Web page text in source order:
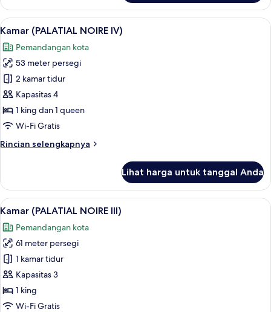
Kondominium
(PALATIAL
NOIRE
Lihat
semua
foto
untuk
Kamar
(PALATIAL
NOIRE
IV)
Kamar (PALATIAL NOIRE IV) | Area
8
Kamar (PALATIAL NOIRE IV)
Pemandangan kota
53 meter persegi
2 kamar tidur
Kapasitas 4
1 king dan 1 queen
Wi-Fi Gratis
Rincian selengkapnya
Rincian
Kamar
(PALATIAL
NOIRE
Lihat harga untuk tanggal Anda
Lihat
semua
foto
untuk
Kamar
(PALATIAL
NOIRE
III)
Kamar (PALATIAL NOIRE III) |
10
Kamar (PALATIAL NOIRE III)
Pemandangan kota
61 meter persegi
1 kamar tidur
Kapasitas 3
1 king
Wi-Fi Gratis